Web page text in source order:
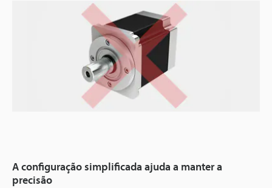
A configuração simplificada ajuda a manter a
precisão